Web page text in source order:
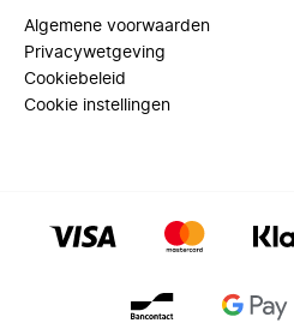
Algemene voorwaarden
Privacywetgeving
Cookiebeleid
Cookie instellingen